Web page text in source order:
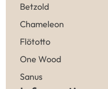
Betzold
Chameleon
Flötotto
One Wood
Sanus